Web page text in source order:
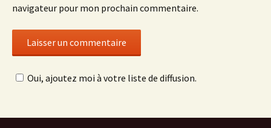
navigateur pour mon prochain commentaire.
Oui, ajoutez moi à votre liste de diffusion.